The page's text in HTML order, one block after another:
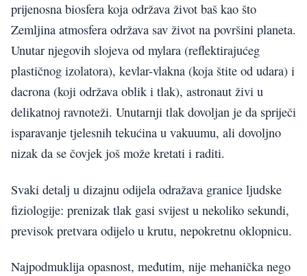
prijenosna biosfera koja održava život baš kao što
Zemljina atmosfera održava sav život na površini planeta.
Unutar njegovih slojeva od mylara (reflektirajućeg
plastičnog izolatora), kevlar-vlakna (koja štite od udara) i
dacrona (koji održava oblik i tlak), astronaut živi u
delikatnoj ravnoteži. Unutarnji tlak dovoljan je da spriječi
isparavanje tjelesnih tekućina u vakuumu, ali dovoljno
nizak da se čovjek još može kretati i raditi.
Svaki detalj u dizajnu odijela odražava granice ljudske
fiziologije: prenizak tlak gasi svijest u nekoliko sekundi,
previsok pretvara odijelo u krutu, nepokretnu oklopnicu.
Najpodmuklija opasnost, međutim, nije mehanička nego